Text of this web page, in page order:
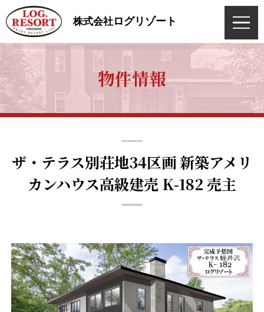
株式会社ログリゾート
物件情報
ザ・テラス別荘地34区画 新築アメリ
カンハウス高級建売 K-182 売主